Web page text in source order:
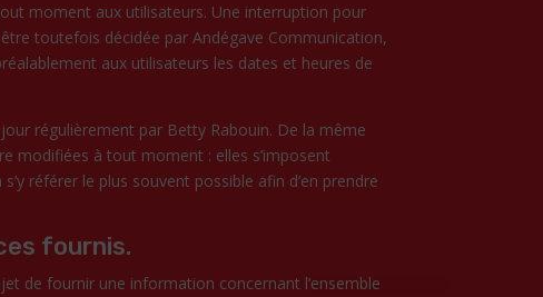
moment aux utilisateurs. Une interruption pour
toutefois décidée par Andégave Communication,
aux utilisateurs les dates et heures de
régulièrement par Betty Rabouin. De la même
modifiées à tout moment : elles s’imposent
référer le plus souvent possible afin d’en prendre
fournis.
de fournir une information concernant l’ensemble